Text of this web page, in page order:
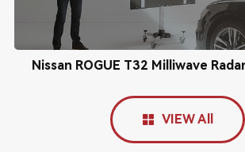
Nissan ROGUE T32 Milliwave
VIEW All